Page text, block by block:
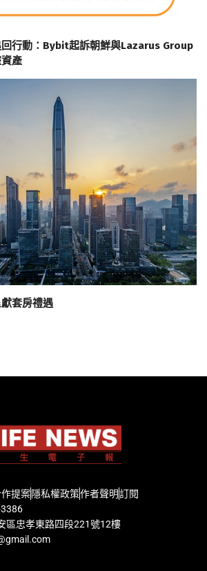
行動：Bybit起訴朝鮮與Lazarus Group
產
套房禮遇
提案隱私權政策作者聲明訂閱
區忠孝東路四段221號12樓